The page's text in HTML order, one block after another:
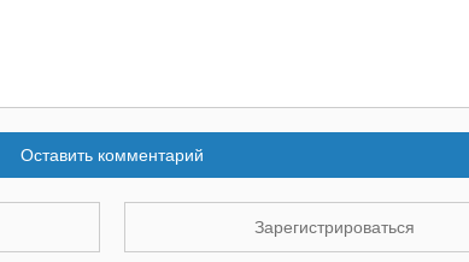
Оставить комментарий
Зарегистрироваться